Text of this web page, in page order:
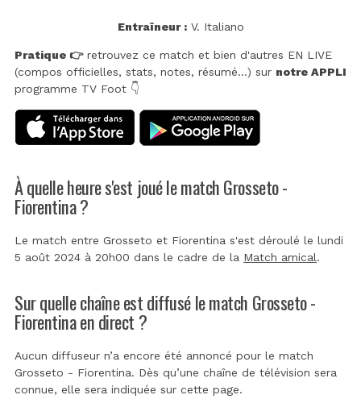
Entraîneur :V. Italiano
Pratique 👉retrouvez ce match et bien d'autres EN LIVE
(compos officielles, stats, notes, résumé...) sur notre APPLI
programme TV Foot 👇
À quelle heure s'est joué le match Grosseto -
Fiorentina ?
Le match entre Grosseto et Fiorentina s'est déroulé le lundi
5 août 2024 à 20h00 dans le cadre de la Match amical.
Sur quelle chaîne est diffusé le match Grosseto -
Fiorentina en direct ?
Aucun diffuseur n’a encore été annoncé pour le match
Grosseto - Fiorentina. Dès qu’une chaîne de télévision sera
connue, elle sera indiquée sur cette page.